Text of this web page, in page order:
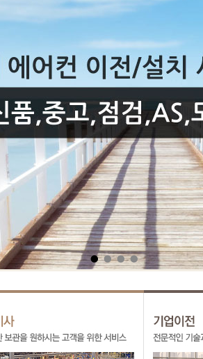
● ● ● ●